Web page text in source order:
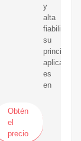
y
alta
fiabilidad
su
principal
aplicación
es
en
Obtén
el
precio